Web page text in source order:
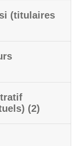
(titulaires
(titulaires et contractuels) (2)